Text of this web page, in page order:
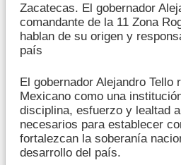
Zacatecas. El gobernador
comandante de la 11 Zona
hablan de su origen y
país
El gobernador Alejandro Tello
Mexicano como una
disciplina, esfuerzo y lealtad
necesarios para establecer
fortalezcan la soberanía
desarrollo del país.